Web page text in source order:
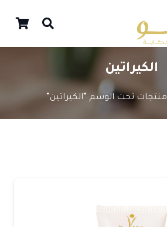
الكيراتين
منتجات تحت الوسم “الكيراتين”